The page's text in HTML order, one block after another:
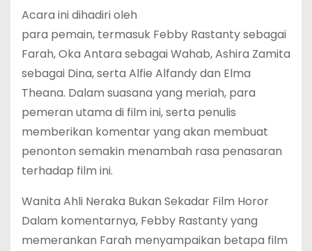
Acara ini dihadiri oleh
para pemain, termasuk Febby Rastanty sebagai
Farah, Oka Antara sebagai Wahab, Ashira Zamita
sebagai Dina, serta Alfie Alfandy dan Elma
Theana. Dalam suasana yang meriah, para
pemeran utama di film ini, serta penulis
memberikan komentar yang akan membuat
penonton semakin menambah rasa penasaran
terhadap film ini.
Wanita Ahli Neraka Bukan Sekadar Film Horor
Dalam komentarnya, Febby Rastanty yang
memerankan Farah menyampaikan betapa film